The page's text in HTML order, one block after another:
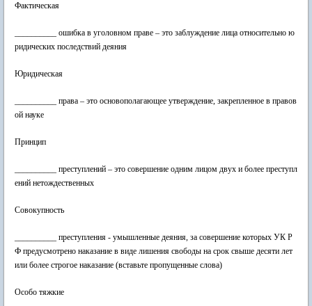
Фактическая
__________ ошибка в уголовном праве – это заблуждение лица относительно ю
ридических последствий деяния
Юридическая
__________ права – это основополагающее утверждение, закрепленное в правов
ой науке
Принцип
__________ преступлений – это совершение одним лицом двух и более преступл
ений нетождественных
Совокупность
__________ преступления - умышленные деяния, за совершение которых УК Р
Ф предусмотрено наказание в виде лишения свободы на срок свыше десяти лет
или более строгое наказание (вставьте пропущенные слова)
Особо тяжкие